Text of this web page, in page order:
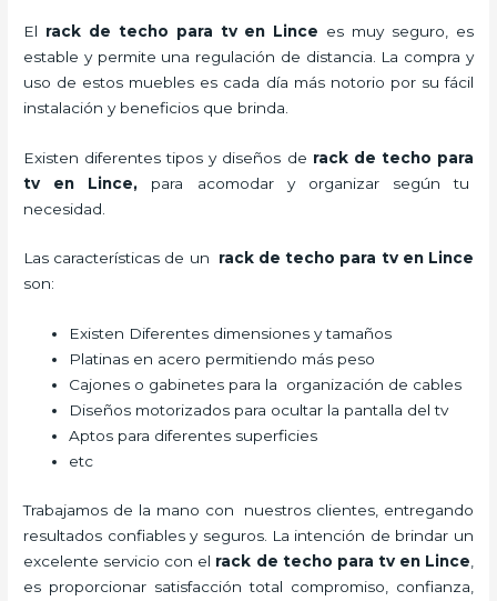
El rack de techo para tven Lince es muy seguro, es
estable y permite una regulación de distancia. La compra y
uso de estos muebles es cada día más notorio por su fácil
instalación y beneficios que brinda.
Existen diferentes tipos y diseños de rack de techo para
tv en Lince, para acomodar y organizar según tu
necesidad.
Las características de un rack de techo para tven Lince
son:
Existen Diferentes dimensiones y tamaños
Platinas en acero permitiendo más peso
Cajones o gabinetes para la organización de cables
Diseños motorizados para ocultar la pantalla del tv
Aptos para diferentes superficies
etc
Trabajamos de la mano con nuestros clientes, entregando
resultados confiables y seguros. La intención de brindar un
excelente servicio con el rack de techo para tven Lince
es proporcionar satisfacción total compromiso, confianza,